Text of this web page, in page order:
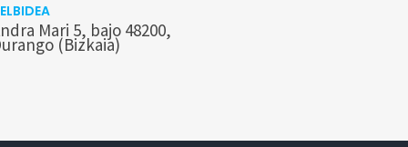
Mari 5, bajo 48200,
(Bizkaia)